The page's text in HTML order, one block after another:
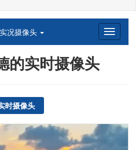
实况摄像头
的实时摄像头
时摄像头